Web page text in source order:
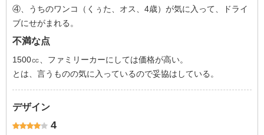
④、うちのワンコ（くぅた、オス、4歳）が気に入って、ドライ
ブにせがまれる。
不満な点
1500㏄、ファミリーカーにしては価格が高い。
とは、言うものの気に入っているので妥協はしている。
デザイン
4